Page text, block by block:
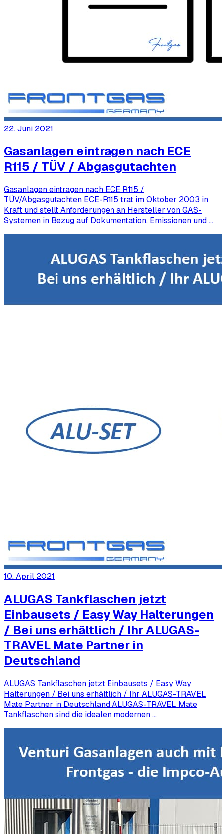
22. Juni 2021
Gasanlagen eintragen nach ECE
R115 / TÜV / Abgasgutachten
Gasanlagen eintragen nach ECE R115 /
TÜV/Abgasgutachten ECE-R115 trat im Oktober 2003 in
Kraft und stellt Anforderungen an Hersteller von GAS-
Systemen in Bezug auf Dokumentation, Emissionen und …
10. April 2021
ALUGAS Tankflaschen jetzt
Einbausets / Easy Way Halterungen
/ Bei uns erhältlich / Ihr ALUGAS-
TRAVEL Mate Partner in
Deutschland
ALUGAS Tankflaschen jetzt Einbausets / Easy Way
Halterungen / Bei uns erhältlich / Ihr ALUGAS-TRAVEL
Mate Partner in Deutschland ALUGAS-TRAVEL Mate
Tankflaschen sind die idealen modernen …